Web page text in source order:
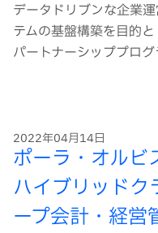
データドリブンな企業
テムの基盤構築を目的
パートナーシッププロ
2022年04月14日
ポーラ・オルビ
ハイブリッドク
ープ会計・経営